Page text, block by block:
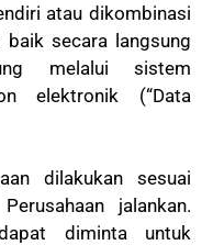
atau dikombinasi
secara langsung
melalui sistem
elektronik (“Data
dilakukan sesuai
jalankan.
diminta untuk